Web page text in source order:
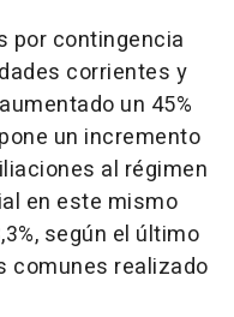
por contingencia
corrientes y
un 45%
un incremento
al régimen
en este mismo
según el último
comunes realizado